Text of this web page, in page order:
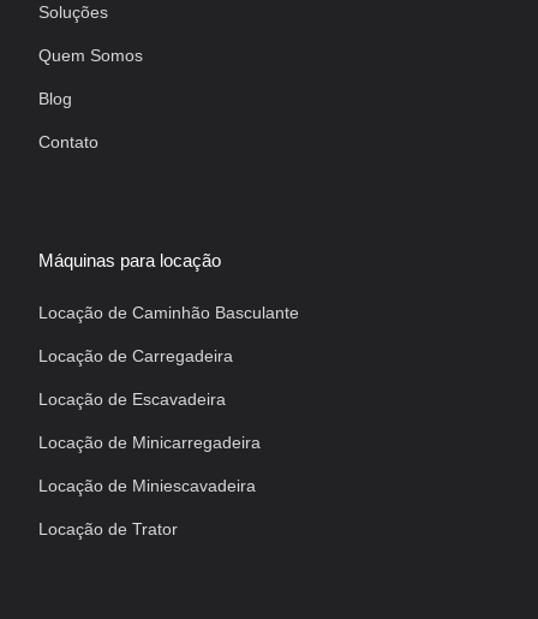
Soluções
Quem Somos
Blog
Contato
Máquinas para locação
Locação de Caminhão Basculante
Locação de Carregadeira
Locação de Escavadeira
Locação de Minicarregadeira
Locação de Miniescavadeira
Locação de Trator